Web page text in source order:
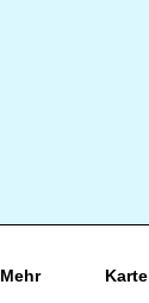
Mehr Karte